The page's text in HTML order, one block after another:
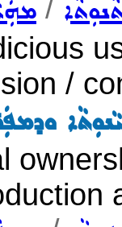
/
/